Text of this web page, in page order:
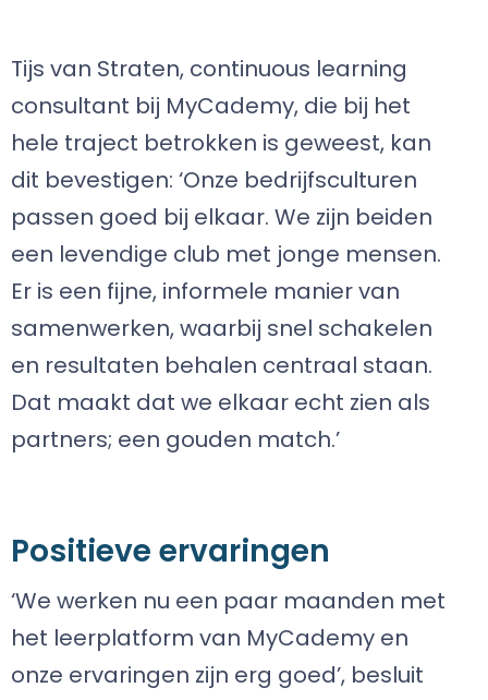
Tijs van Straten, continuous learning
consultant bij MyCademy, die bij het
hele traject betrokken is geweest, kan
dit bevestigen: ‘Onze bedrijfsculturen
passen goed bij elkaar. We zijn beiden
een levendige club met jonge mensen.
Er is een fijne, informele manier van
samenwerken, waarbij snel schakelen
en resultaten behalen centraal staan.
Dat maakt dat we elkaar echt zien als
partners; een gouden match.’
Positieve ervaringen
‘We werken nu een paar maanden met
het leerplatform van MyCademy en
onze ervaringen zijn erg goed’, besluit